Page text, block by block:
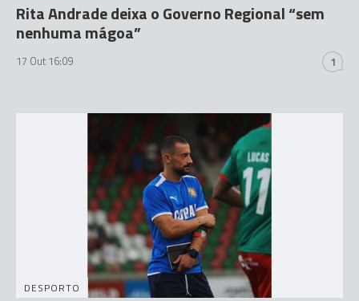
Rita Andrade deixa o Governo Regional “sem
nenhuma mágoa”
17 Out 16:09 1
DESPORTO